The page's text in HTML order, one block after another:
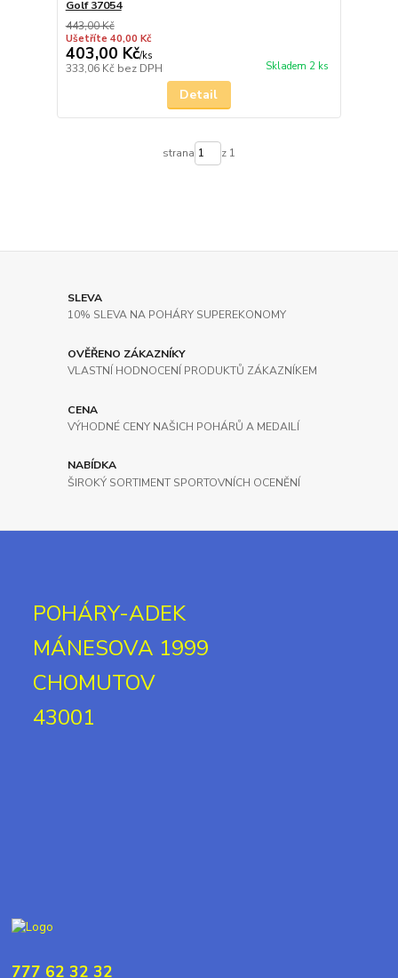
Golf 37054
443,00 Kč
Ušetříte 40,00 Kč
403,00 Kč/ks
333,06 Kč bez DPH Skladem 2 ks
Detail
strana z 1
SLEVA
10% SLEVA NA POHÁRY SUPEREKONOMY
OVĚŘENO ZÁKAZNÍKY
VLASTNÍ HODNOCENÍ PRODUKTŮ ZÁKAZNÍKEM
CENA
VÝHODNÉ CENY NAŠICH POHÁRŮ A MEDAILÍ
NABÍDKA
ŠIROKÝ SORTIMENT SPORTOVNÍCH OCENĚNÍ
POHÁRY-ADEK
MÁNESOVA 1999
CHOMUTOV
43001
777 62 32 32